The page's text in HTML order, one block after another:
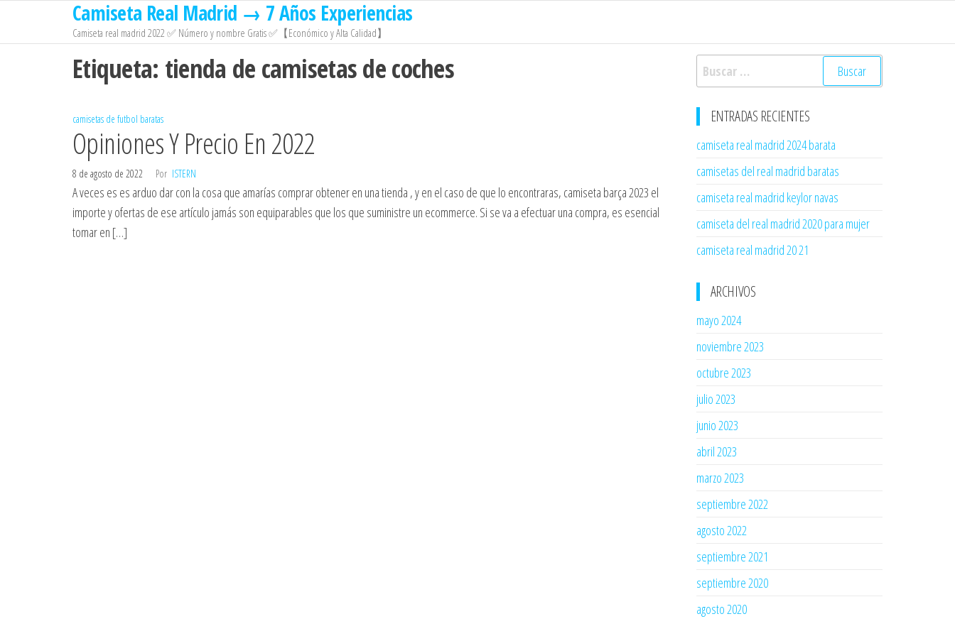
contenido
Camiseta Real Madrid → 7 Años Experiencias
Camiseta real madrid 2022 ✅ Número y nombre Gratis ✅【Económico y Alta Calidad】
Etiqueta: tienda de camisetas de coches
camisetas de futbol baratas
Opiniones Y Precio En 2022
8 de agosto de 2022 Por ISTERN
A veces es es arduo dar con la cosa que amarías comprar obtener en una tienda , y en el caso de que lo encontraras, camiseta barça 2023 el
importe y ofertas de ese artículo jamás son equiparables que los que suministre un ecommerce. Si se va a efectuar una compra, es esencial
tomar en […]
Buscar:
ENTRADAS RECIENTES
camiseta real madrid 2024 barata
camisetas del real madrid baratas
camiseta real madrid keylor navas
camiseta del real madrid 2020 para mujer
camiseta real madrid 20 21
ARCHIVOS
mayo 2024
noviembre 2023
octubre 2023
julio 2023
junio 2023
abril 2023
marzo 2023
septiembre 2022
agosto 2022
septiembre 2021
septiembre 2020
agosto 2020